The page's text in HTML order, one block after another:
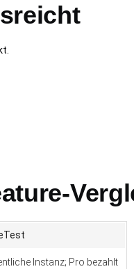
Instanz; Pro bezahlt